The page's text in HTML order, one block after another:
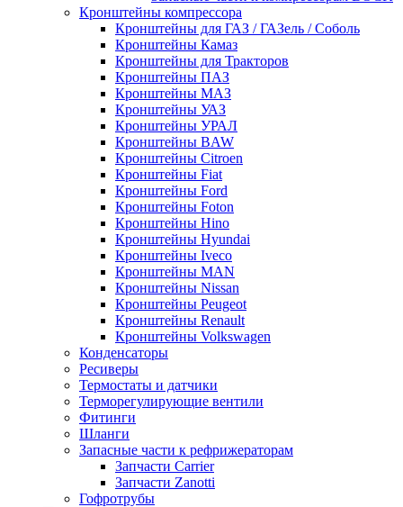
Кронштейны компрессора
Кронштейны для ГАЗ / ГАЗель / Соболь
Кронштейны Камаз
Кронштейны для Тракторов
Кронштейны ПАЗ
Кронштейны МАЗ
Кронштейны УАЗ
Кронштейны УРАЛ
Кронштейны BAW
Кронштейны Citroen
Кронштейны Fiat
Кронштейны Ford
Кронштейны Foton
Кронштейны Hino
Кронштейны Hyundai
Кронштейны Iveco
Кронштейны MAN
Кронштейны Nissan
Кронштейны Peugeot
Кронштейны Renault
Кронштейны Volkswagen
Конденсаторы
Ресиверы
Термостаты и датчики
Терморегулирующие вентили
Фитинги
Шланги
Запасные части к рефрижераторам
Запчасти Carrier
Запчасти Zanotti
Гофротрубы